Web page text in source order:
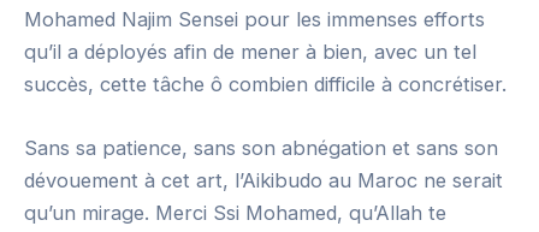
Mohamed Najim Sensei pour les immenses efforts
qu’il a déployés afin de mener à bien, avec un tel
succès, cette tâche ô combien difficile à concrétiser.
Sans sa patience, sans son abnégation et sans son
dévouement à cet art, l’Aikibudo au Maroc ne serait
qu’un mirage. Merci Ssi Mohamed, qu’Allah te